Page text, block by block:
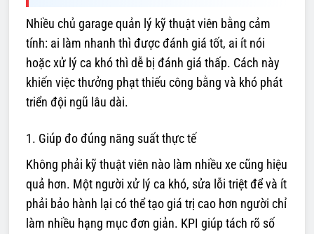
Nhiều chủ garage quản lý kỹ thuật viên bằng cảm
tính: ai làm nhanh thì được đánh giá tốt, ai ít nói
hoặc xử lý ca khó thì dễ bị đánh giá thấp. Cách này
khiến việc thưởng phạt thiếu công bằng và khó phát
triển đội ngũ lâu dài.
1. Giúp đo đúng năng suất thực tế
Không phải kỹ thuật viên nào làm nhiều xe cũng hiệu
quả hơn. Một người xử lý ca khó, sửa lỗi triệt để và ít
phải bảo hành lại có thể tạo giá trị cao hơn người chỉ
làm nhiều hạng mục đơn giản. KPI giúp tách rõ số